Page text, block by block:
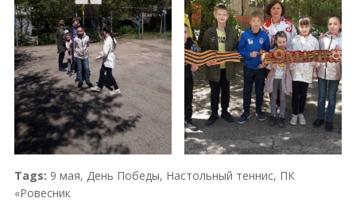
Tags: 9 мая, День Победы, Настольный теннис, ПК
«Ровесник